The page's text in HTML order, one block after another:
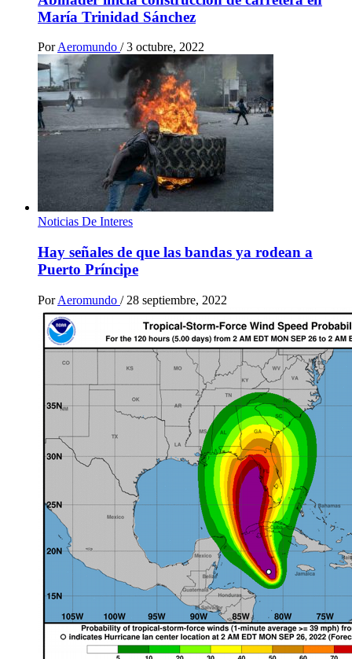
María Trinidad Sánchez
Por Aeromundo / 3 octubre, 2022
Noticias De Interes
Hay señales de que las bandas ya rodean a
Puerto Príncipe
Por Aeromundo / 28 septiembre, 2022